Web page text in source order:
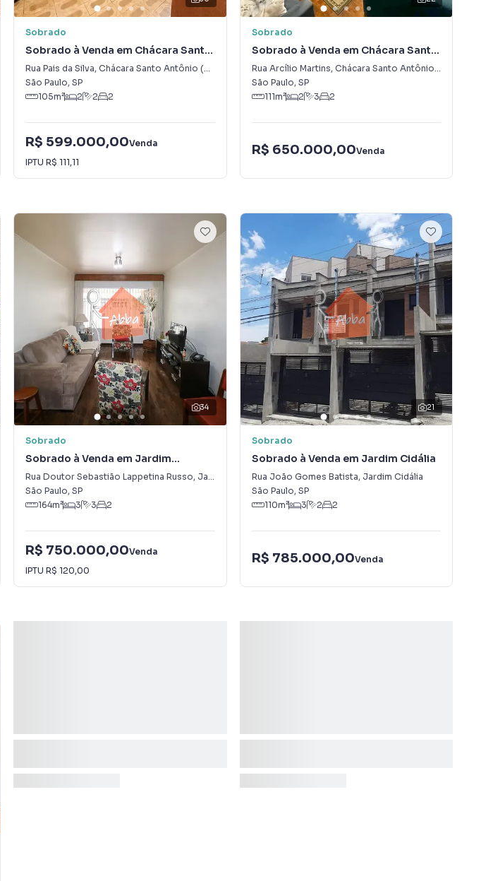
Sobrado
Sobrado à Venda em Chácara Santo
Antônio (Zona Sul)
Rua Pais da Silva, Chácara Santo Antônio (Zona Sul)
São Paulo, SP
105m² 2 2 2
R$ 599.000,00Venda
IPTU R$ 111,11
Sobrado
Sobrado à Venda em Chácara Santo
Antônio (Zona Sul)
Rua Arcílio Martins, Chácara Santo Antônio (Zona Sul)
São Paulo, SP
111m² 2 3 2
R$ 650.000,00Venda
34
Sobrado
Sobrado à Venda em Jardim
Promissão
Rua Doutor Sebastião Lappetina Russo, Jardim Promissão
São Paulo, SP
164m² 3 3 2
R$ 750.000,00Venda
IPTU R$ 120,00
21
Sobrado
Sobrado à Venda em Jardim Cidália
Rua João Gomes Batista, Jardim Cidália
São Paulo, SP
110m² 3 2 2
R$ 785.000,00Venda